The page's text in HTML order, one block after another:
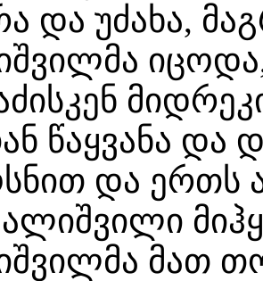
და უძახა,
წაყვანა
და ერთს
მათ